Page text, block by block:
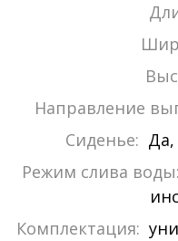
Направление
Сиденье:
Режим слива воды:
Комплектация: